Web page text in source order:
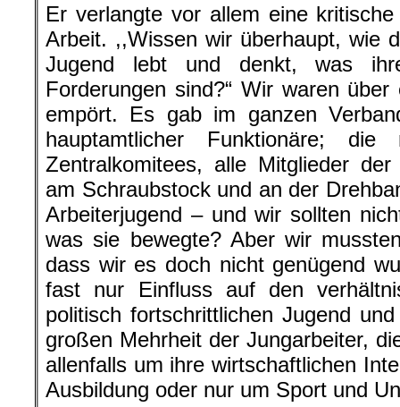
Er verlangte vor allem eine
Arbeit. ,,Wissen wir überhaupt, wie
Jugend lebt und denkt, was
Forderungen sind?“ Wir waren
empört. Es gab im ganzen
hauptamtlicher Funktionäre;
Zentralkomitees, alle Mitglieder
am Schraubstock und an der
Arbeiterjugend – und wir sollten
was sie bewegte? Aber wir
dass wir es doch nicht genügend
fast nur Einfluss auf den
politisch fortschrittlichen Jugend
großen Mehrheit der Jungarbeiter,
allenfalls um ihre wirtschaftlichen
Ausbildung oder nur um Sport und